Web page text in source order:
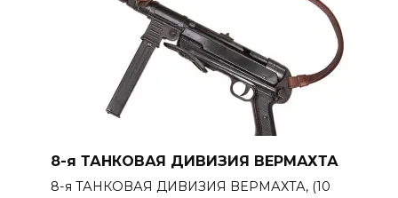
8-я ТАНКОВАЯ ДИВИЗИЯ ВЕРМАХТА
8-я ТАНКОВАЯ ДИВИЗИЯ ВЕРМАХТА, (10